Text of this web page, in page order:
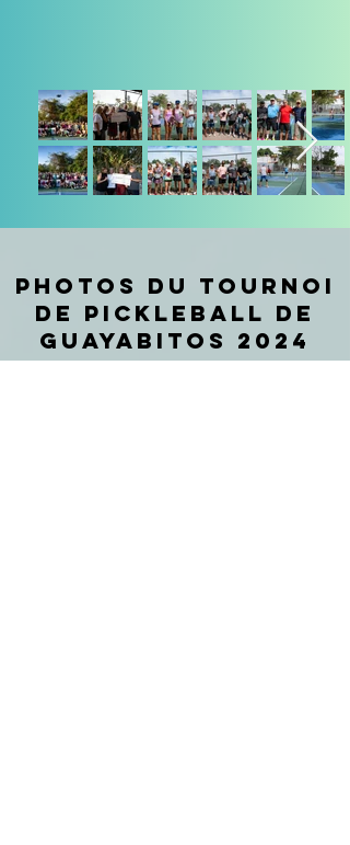
Photos du tournoi
de pickleball de
Guayabitos 2024